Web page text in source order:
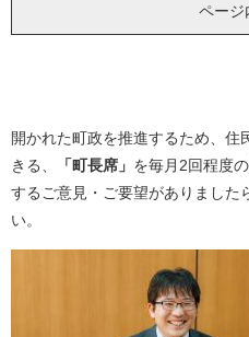
ページ
開かれた町政を推進するため、
きる、
「町長席」 を毎月2回程度
するご意見・ご要望がありました
い。